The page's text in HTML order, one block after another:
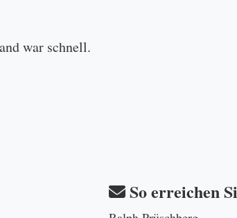
war schnell.
So erreichen